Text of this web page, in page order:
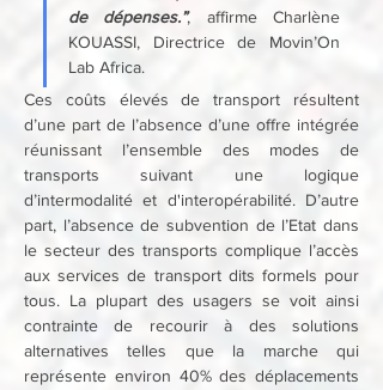
de dépenses.”, affirme Charlène
KOUASSI, Directrice de Movin’On
Lab Africa.
Ces coûts élevés de transport résultent
d’une part de l’absence d’une offre intégrée
réunissant l’ensemble des modes de
transports suivant une logique
d’intermodalité et d'interopérabilité. D’autre
part, l’absence de subvention de l’Etat dans
le secteur des transports complique l’accès
aux services de transport dits formels pour
tous. La plupart des usagers se voit ainsi
contrainte de recourir à des solutions
alternatives telles que la marche qui
représente environ 40% des déplacements